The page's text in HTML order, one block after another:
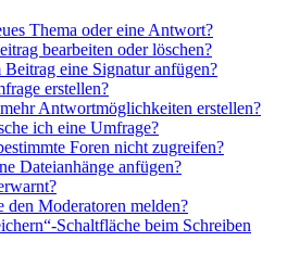
Thema oder eine Antwort?
bearbeiten oder löschen?
eine Signatur anfügen?
erstellen?
Antwortmöglichkeiten erstellen?
ich eine Umfrage?
Foren nicht zugreifen?
Dateianhänge anfügen?
den Moderatoren melden?
Schaltfläche beim Schreiben